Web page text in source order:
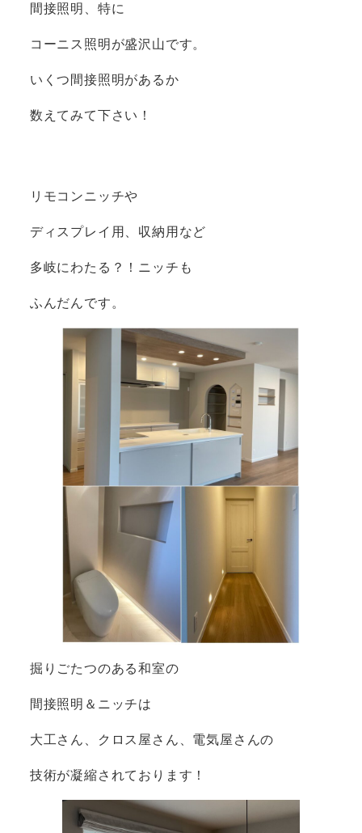
間接照明、特に
コーニス照明が盛沢山です。
いくつ間接照明があるか
数えてみて下さい！
リモコンニッチや
ディスプレイ用、収納用など
多岐にわたる？！ニッチも
ふんだんです。
掘りごたつのある和室の
間接照明＆ニッチは
大工さん、クロス屋さん、電気屋さんの
技術が凝縮されております！